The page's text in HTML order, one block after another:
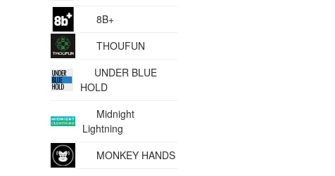
8B+
THOUFUN
UNDER BLUE
HOLD
Midnight
Lightning
MONKEY HANDS